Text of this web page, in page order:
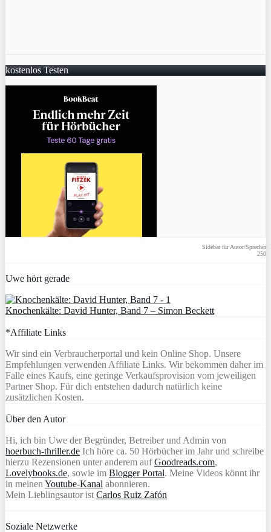
kostenlos Testen
Sidebar für Autor/Sprecher
250
Uwe hört gerade
Knochenkälte: David Hunter, Band 7 – Simon Beckett
*Affiliate Links
Wir sind ein Verbraucherportal und kein Online Shop. Unsere
Empfehlungen verwenden Affiliate Links. Wir bekommen daher im
Falle eines Kaufs, eine geringe Verkaufsprovision vom jeweiligen
Partner Shop. Für dich entstehen dadurch natürlich keine
zusätzlichen Kosten.
Über den Autor
Hi, ich bin Uwe der Begründer, Betreiber und Admin von
hoerbuch-thriller.de Ich höre ca. 50 Hörbücher im Jahr und schreibe
hierzu Rezensionen unter anderem aufGoodreads.com,
Lovelybooks.de, sowie im Blogger Portal. Meine Videos könnt ihr
in meinen Youtube-Kanal abonnieren.
Mein Lieblingsautor ist Carlos Ruiz Zafón
Soziale Netzwerke